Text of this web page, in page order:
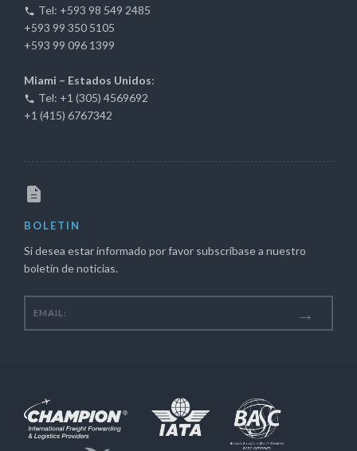
Tel: +593 98 549 2485
+593 99 350 5105
+593 99 096 1399
Miami – Estados Unidos:
Tel: +1 (305) 4569692
+1 (415) 6767342
BOLETIN
Si desea estar informado por favor subscribase a nuestro
boletín de noticias.